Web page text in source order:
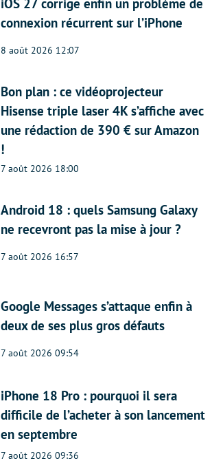
connexion récurrent sur l’iPhone
8 août 2026 12:07
Bon plan : ce vidéoprojecteur
Hisense triple laser 4K s’affiche avec
une rédaction de 390 € sur Amazon
!
7 août 2026 18:00
Android 18 : quels Samsung Galaxy
ne recevront pas la mise à jour ?
7 août 2026 16:57
Google Messages s’attaque enfin à
deux de ses plus gros défauts
7 août 2026 09:54
iPhone 18 Pro : pourquoi il sera
difficile de l’acheter à son lancement
en septembre
7 août 2026 09:36